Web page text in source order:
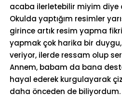
acaba ilerletebilir miyim diye
Okulda yaptığım resimler
girince artık resim yapma
yapmak çok harika bir
veriyor, ilerde ressam olup
Annem, babam da bana
hayal ederek kurgulayarak
daha önceden de biliyordum.